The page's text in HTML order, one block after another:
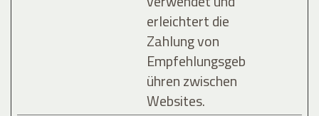
erleichtert die
Zahlung von
Empfehlungsgeb
ühren zwischen
Websites.